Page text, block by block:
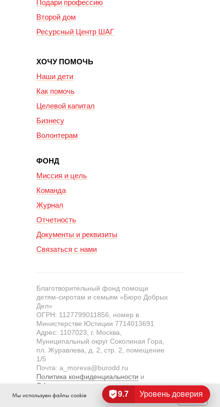
Благотворительный фонд помощи
детям-сиротам и семьям «Бюро Добрых
Дел»
ОГРН: 1127799011856, номер в
Министерстве Юстиции 7714013691
Адрес: 1107023, г. Москва,
Муниципальный округ Соколиная Гора,
пл. Журавлева, д. 2, стр. 2, помещение
1/5
Почта: a_moreva@burodd.ru
Политика конфиденциальности и
Оферта пожертвования
Подари профессию
Второй дом
Ресурсный Центр ШАГ
ХОЧУ ПОМОЧЬ
Наши дети
Как помочь
Целевой капитал
Бизнесу
Волонтерам
ФОНД
Миссия и цель
Команда
Журнал
Отчетность
Документы и реквизиты
Связаться с нами
Мы используем файлы cookie OK
9.7 Уровень доверия